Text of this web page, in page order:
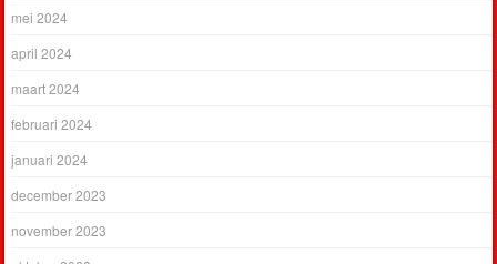
mei 2024
april 2024
maart 2024
februari 2024
januari 2024
december 2023
november 2023